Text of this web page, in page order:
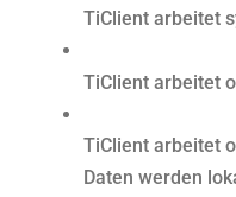
TiClient arbeitet
TiClient arbeitet
TiClient arbeitet
Daten werden